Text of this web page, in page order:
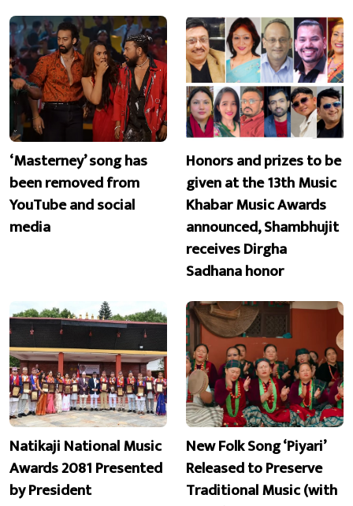
‘Masterney’ song has
been removed from
YouTube and social
media
Honors and prizes to be
given at the 13th Music
Khabar Music Awards
announced, Shambhujit
receives Dirgha
Sadhana honor
Natikaji National Music
Awards 2081 Presented
by President
New Folk Song ‘Piyari’
Released to Preserve
Traditional Music (with